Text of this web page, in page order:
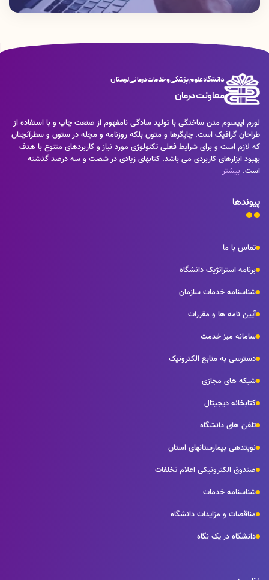
دانشگاه علوم پزشکی و خدمات درمانی لرستان
معاونت درمان
لورم ایپسوم متن ساختگی با تولید سادگی نامفهوم از صنعت چاپ و با استفاده از
طراحان گرافیک است. چاپگرها و متون بلکه روزنامه و مجله در ستون و سطرآنچنان
که لازم است و برای شرایط فعلی تکنولوژی مورد نیاز و کاربردهای متنوع با هدف
بهبود ابزارهای کاربردی می باشد. کتابهای زیادی در شصت و سه درصد گذشته
است. بیشتر
پیوندها
تماس با ما
برنامه استراتژیک دانشگاه
شناسنامه خدمات سازمان
آیین نامه ها و مقررات
سامانه میز خدمت
دسترسی به منابع الکترونیک
شبکه های مجازی
کتابخانه دیجیتال
تلفن های دانشگاه
نوبتدهی بیمارستانهای استان
صندوق الکترونیکی اعلام تخلفات
شناسنامه خدمات
مناقصات و مزایدات دانشگاه
دانشگاه در یک نگاه